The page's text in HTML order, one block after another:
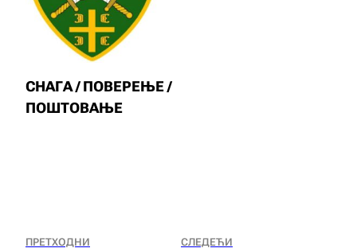
СНАГА / ПОВЕРЕЊЕ /
ПОШТОВАЊЕ
ПРЕТХОДНИ СЛЕДЕЋИ